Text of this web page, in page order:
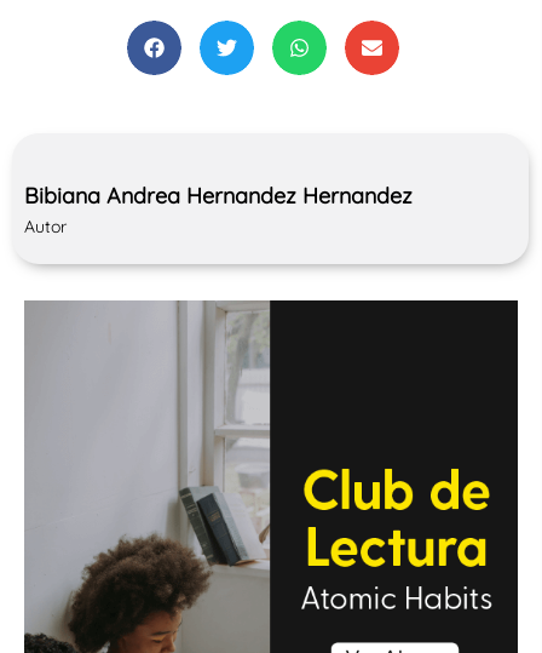
Bibiana Andrea Hernandez Hernandez
Autor